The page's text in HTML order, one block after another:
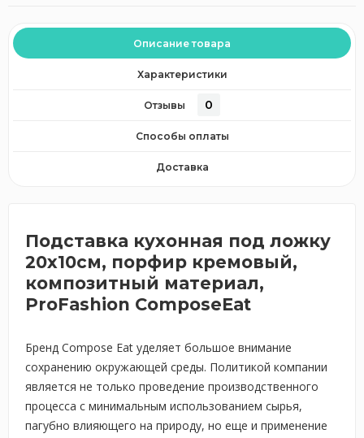
Описание товара
Характеристики
Отзывы 0
Способы оплаты
Доставка
Подставка кухонная под ложку
20х10см, порфир кремовый,
композитный материал,
ProFashion ComposeEat
Бренд Compose Eat уделяет большое внимание
сохранению окружающей среды. Политикой компании
является не только проведение производственного
процесса с минимальным использованием сырья,
пагубно влияющего на природу, но еще и применение